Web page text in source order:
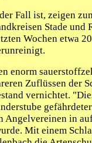
Fall ist, zeigen
Stade und
Wochen etwa
enorm
Zuflüssen der
vernichtet.
Angelvereinen in
Mit einem